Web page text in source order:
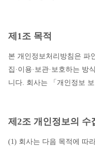
제1조 목적
본 개인정보처리방침은 파
집·이용·보관·보호하는
니다. 회사는 「개인정보
제2조 개인정보의 수
(1) 회사는 다음 목적에 따